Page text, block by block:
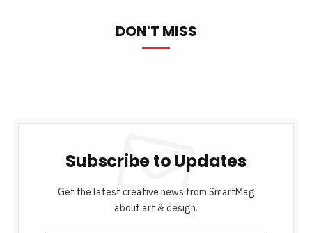
DON'T MISS
Subscribe to Updates
Get the latest creative news from SmartMag
about art & design.